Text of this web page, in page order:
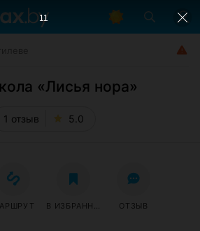
«Лисья нора»
1 отзыв 5.0
В ИЗБРАННОЕ ОТЗЫВ
11